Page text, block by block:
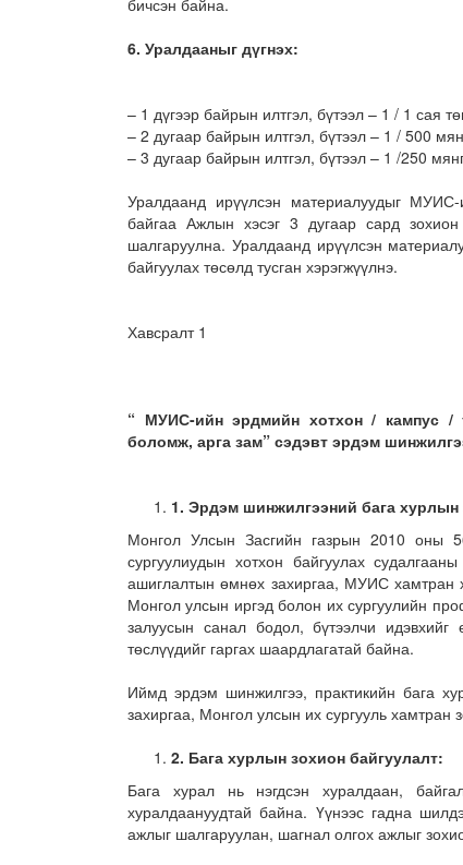
бичсэн байна.
6. Уралдааныг дүгнэх:
– 1 дүгээр байрын илтгэл, бүтээл – 1 / 1 сая
– 2 дугаар байрын илтгэл, бүтээл – 1 / 500
– 3 дугаар байрын илтгэл, бүтээл – 1 /250
Уралдаанд ирүүлсэн материалуудыг
байгаа Ажлын хэсэг 3 дугаар сард
шалгаруулна. Уралдаанд ирүүлсэн
байгуулах төсөлд тусган хэрэгжүүлнэ.
Хавсралт 1
“ МУИС-ийн эрдмийн хотхон / кампус /
боломж, арга зам” сэдэвт эрдэм
1. Эрдэм шинжилгээний бага хурлын
Монгол Улсын Засгийн газрын 2010 оны
сургуулиудын хотхон байгуулах
ашиглалтын өмнөх захиргаа, МУИС хамтран
Монгол улсын иргэд болон их сургуулийн
залуусын санал бодол, бүтээлчи
төслүүдийг гаргах шаардлагатай байна.
Иймд эрдэм шинжилгээ, практикийн бага
захиргаа, Монгол улсын их сургууль хамтран
2. Бага хурлын зохион байгуулалт:
Бага хурал нь нэгдсэн хуралдаан,
хуралдаануудтай байна. Үүнээс гадна
ажлыг шалгаруулан, шагнал олгох ажлыг